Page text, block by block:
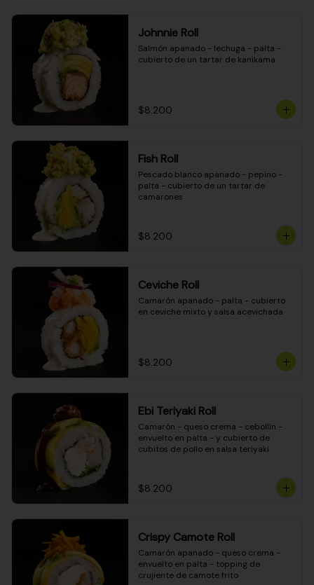
Johnnie Roll
Salmón apanado - lechuga - palta -
cubierto de un tartar de kanikama
$8.200
Fish Roll
Pescado blanco apanado - pepino -
palta - cubierto de un tartar de
camarones
$8.200
Ceviche Roll
Camarón apanado - palta - cubierto
en ceviche mixto y salsa acevichada
$8.200
Ebi Teriyaki Roll
Camarón - queso crema - cebollín -
envuelto en palta - y cubierto de
cubitos de pollo en salsa teriyaki
$8.200
Crispy Camote Roll
Camarón apanado - queso crema -
envuelto en palta - topping de
crujiente de camote frito